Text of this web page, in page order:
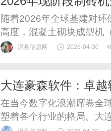
投资回报率的终极博
随着2026年全球基建对
高度，混凝土砌块成型机
牌。对于全球的建材生产
制砖机市场的核心选购维
温县信息网 2026-04-30
大连豪森软件：卓
在当今数字化浪潮席卷全
塑着各个行业的格局。大